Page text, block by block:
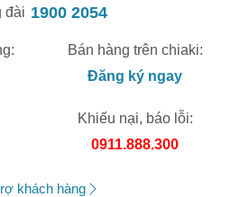
đài 1900 2054
Bán hàng trên chiaki:
Đăng ký ngay
Khiếu nại, báo lỗi:
0911.888.300
khách hàng